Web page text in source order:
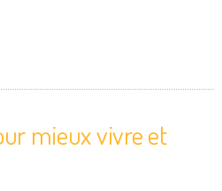
mieux vivre et